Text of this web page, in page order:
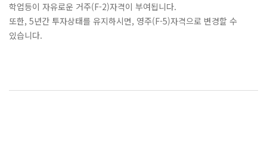
학업등이 자유로운 거주(F-2)자격이 부여됩니다.
또한, 5년간 투자상태를 유지하시면, 영주(F-5)자격으로 변경할 수
있습니다.